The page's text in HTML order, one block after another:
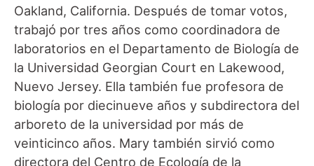
Oakland, California. Después de tomar votos,
trabajó por tres años como coordinadora de
laboratorios en el Departamento de Biología de
la Universidad Georgian Court en Lakewood,
Nuevo Jersey. Ella también fue profesora de
biología por diecinueve años y subdirectora del
arboreto de la universidad por más de
veinticinco años. Mary también sirvió como
directora del Centro de Ecología de la